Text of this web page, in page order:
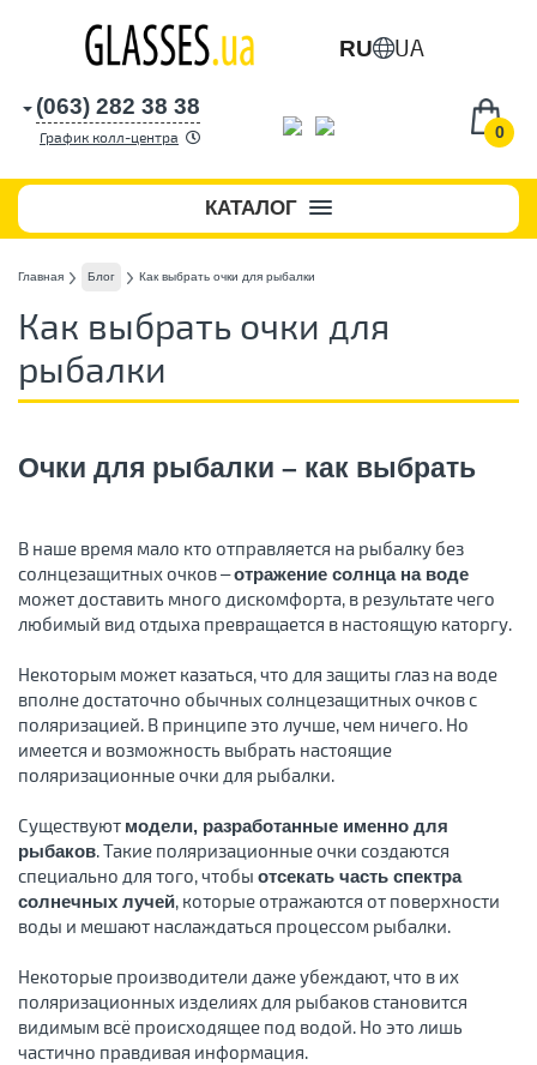
RU UA
0
(063) 282 38 38
График колл-центра
КАТАЛОГ
Главная Блог Как выбрать очки для рыбалки
Как выбрать очки для
рыбалки
Очки для рыбалки – как выбрать
В наше время мало кто отправляется на рыбалку без
солнцезащитных очков –отражение солнца на воде
может доставить много дискомфорта, в результате чего
любимый вид отдыха превращается в настоящую каторгу.
Некоторым может казаться, что для защиты глаз на воде
вполне достаточно обычных солнцезащитных очков с
поляризацией. В принципе это лучше, чем ничего. Но
имеется и возможность выбрать настоящие
поляризационные очки для рыбалки.
Существуют модели, разработанные именно для
рыбаков. Такие поляризационные очки создаются
специально для того, чтобы отсекать часть спектра
солнечных лучей, которые отражаются от поверхности
воды и мешают наслаждаться процессом рыбалки.
Некоторые производители даже убеждают, что в их
поляризационных изделиях для рыбаков становится
видимым всё происходящее под водой. Но это лишь
частично правдивая информация.